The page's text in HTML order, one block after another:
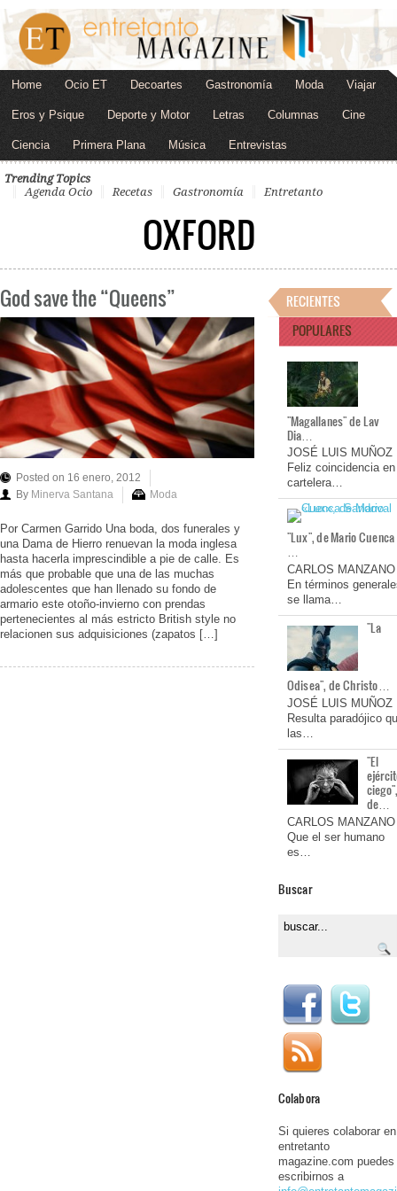
Home Ocio ET Decoartes Gastronomía Moda Viajar
Eros y Psique Deporte y Motor Letras Columnas Cine
Ciencia Primera Plana Música Entrevistas
Trending Topics
Agenda Ocio
Recetas Gastronomía Entretanto
OXFORD
God save the “Queens”
Posted on 16 enero, 2012
By Minerva Santana Moda
Por Carmen Garrido Una boda, dos funerales y
una Dama de Hierro renuevan la moda inglesa
hasta hacerla imprescindible a pie de calle. Es
más que probable que una de las muchas
adolescentes que han llenado su fondo de
armario este otoño-invierno con prendas
pertenecientes al más estricto British style no
relacionen sus adquisiciones (zapatos […]
RECIENTES
POPULARES
"Magallanes" de Lav
Dia…
JOSÉ LUIS MUÑOZ
Feliz coincidencia en
cartelera…
"Lux", de Mario Cuenca
…
CARLOS MANZANO
En términos
se llama…
"La
Odisea", de Christo…
JOSÉ LUIS MUÑOZ
Resulta paradójico
las…
"El
de…
CARLOS MANZANO
Que el ser humano
es…
Buscar
Colabora
Si quieres colaborar en
entretanto
magazine.com puedes
escribirnos a